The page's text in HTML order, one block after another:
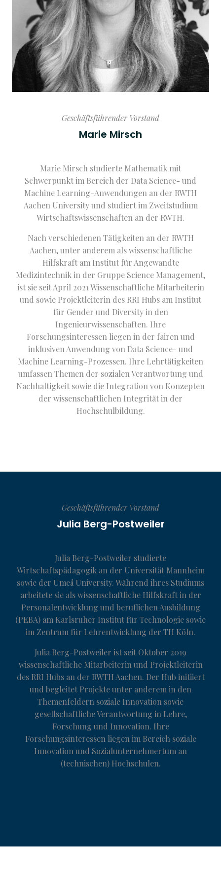
Geschäftsführender Vorstand
Marie Mirsch
Marie Mirsch studierte Mathematik mit
Schwerpunkt im Bereich der Data Science- und
Machine Learning-Anwendungen an der RWTH
Aachen University und studiert im Zweitstudium
Wirtschaftswissenschaften an der RWTH.
Nach verschiedenen Tätigkeiten an der RWTH
Aachen, unter anderem als wissenschaftliche
Hilfskraft am Institut für Angewandte
Medizintechnik in der Gruppe Science Management,
ist sie seit April 2021 Wissenschaftliche Mitarbeiterin
und sowie Projektleiterin des RRI Hubs am Institut
für Gender und Diversity in den
Ingenieurwissenschaften. Ihre
Forschungsinteressen liegen in der fairen und
inklusiven Anwendung von Data Science- und
Machine Learning-Prozessen. Ihre Lehrtätigkeiten
umfassen Themen der sozialen Verantwortung und
Nachhaltigkeit sowie die Integration von Konzepten
der wissenschaftlichen Integrität in der
Hochschulbildung.
Geschäftsführender Vorstand
Julia Berg-Postweiler
Julia Berg-Postweiler studierte
Wirtschaftspädagogik an der Universität Mannheim
sowie der Umeå University. Während ihres Studiums
arbeitete sie als wissenschaftliche Hilfskraft in der
Personalentwicklung und beruflichen Ausbildung
(PEBA) am Karlsruher Institut für Technologie sowie
im Zentrum für Lehrentwicklung der TH Köln.
Julia Berg-Postweiler ist seit Oktober 2019
wissenschaftliche Mitarbeiterin und Projektleiterin
des RRI Hubs an der RWTH Aachen. Der Hub initiiert
und begleitet Projekte unter anderem in den
Themenfeldern soziale Innovation sowie
gesellschaftliche Verantwortung in Lehre,
Forschung und Innovation. Ihre
Forschungsinteressen liegen im Bereich soziale
Innovation und Sozialunternehmertum an
(technischen) Hochschulen.